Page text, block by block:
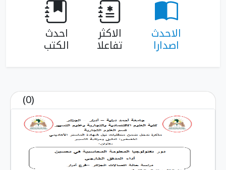
الاحدث
اصدارا
الاكثر
تفاعلا
احدث
الكتب
(0)